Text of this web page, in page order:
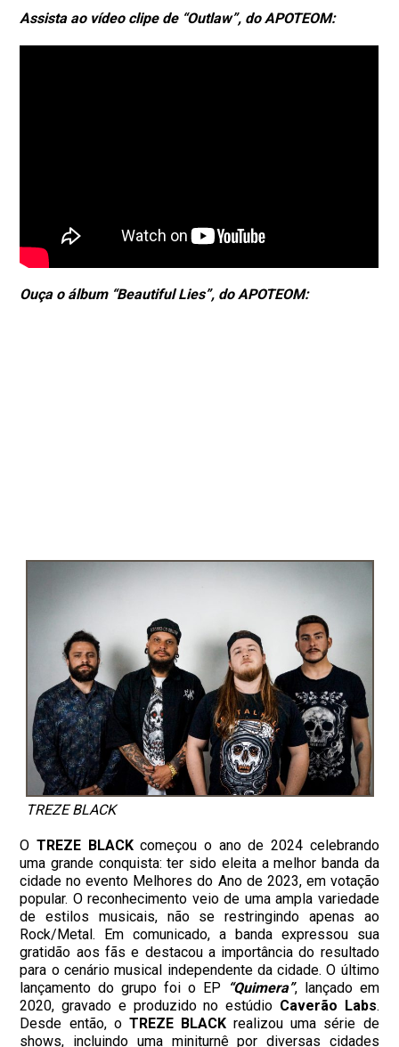
Assista ao vídeo clipe de “Outlaw”, do APOTEOM:
Ouça o álbum “Beautiful Lies”, do APOTEOM:
TREZE BLACK
OTREZE BLACKcomeçou o ano de 2024 celebrando
uma grande conquista: ter sido eleita a melhor banda da
cidade no evento Melhores do Ano de 2023, em votação
popular. O reconhecimento veio de uma ampla variedade
de estilos musicais, não se restringindo apenas ao
Rock/Metal. Em comunicado, a banda expressou sua
gratidão aos fãs e destacou a importância do resultado
para o cenário musical independente da cidade. O último
lançamento do grupo foi o EP
“Quimera”, lançado em
2020, gravado e produzido no estúdio Caverão Labs.
Desde então, o TREZE BLACK realizou uma série de
shows, incluindo uma miniturnê por diversas cidades